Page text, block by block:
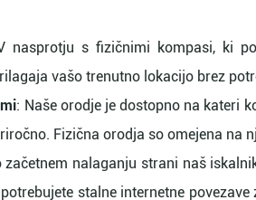
nasprotju s fizičnimi kompasi, ki
vašo trenutno lokacijo brez
: Naše orodje je dostopno na kateri
Fizična orodja so omejena na
začetnem nalaganju strani naš
stalne internetne